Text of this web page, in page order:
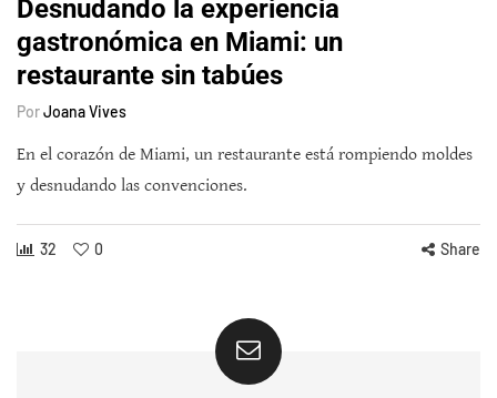
Desnudando la experiencia
gastronómica en Miami: un
restaurante sin tabúes
PorJoana Vives
En el corazón de Miami, un restaurante está rompiendo moldes
y desnudando las convenciones.
32 0 Share